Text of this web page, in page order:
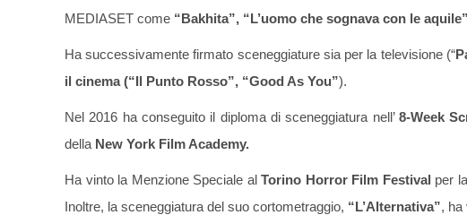
MEDIASET come “Bakhita”, “L’uomo che sognava con le
Ha successivamente firmato sceneggiature sia per la televisione (“
il cinema (“Il Punto Rosso”, “Good As You”).
Nel 2016 ha conseguito il diploma di sceneggiatura nell’ 8-Week
della New York Film Academy.
Ha vinto la Menzione Speciale al Torino Horror Film Festival per
Inoltre, la sceneggiatura del suo cortometraggio, “L’Alternativa”, ha